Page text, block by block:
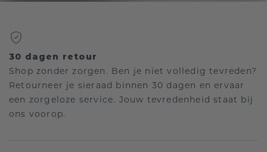
30 dagen retour
Shop zonder zorgen. Ben je niet volledig tevreden?
Retourneer je sieraad binnen 30 dagen en ervaar
een zorgeloze service. Jouw tevredenheid staat bij
ons voorop.